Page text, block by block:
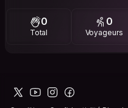
0
Total
0
Voyageurs